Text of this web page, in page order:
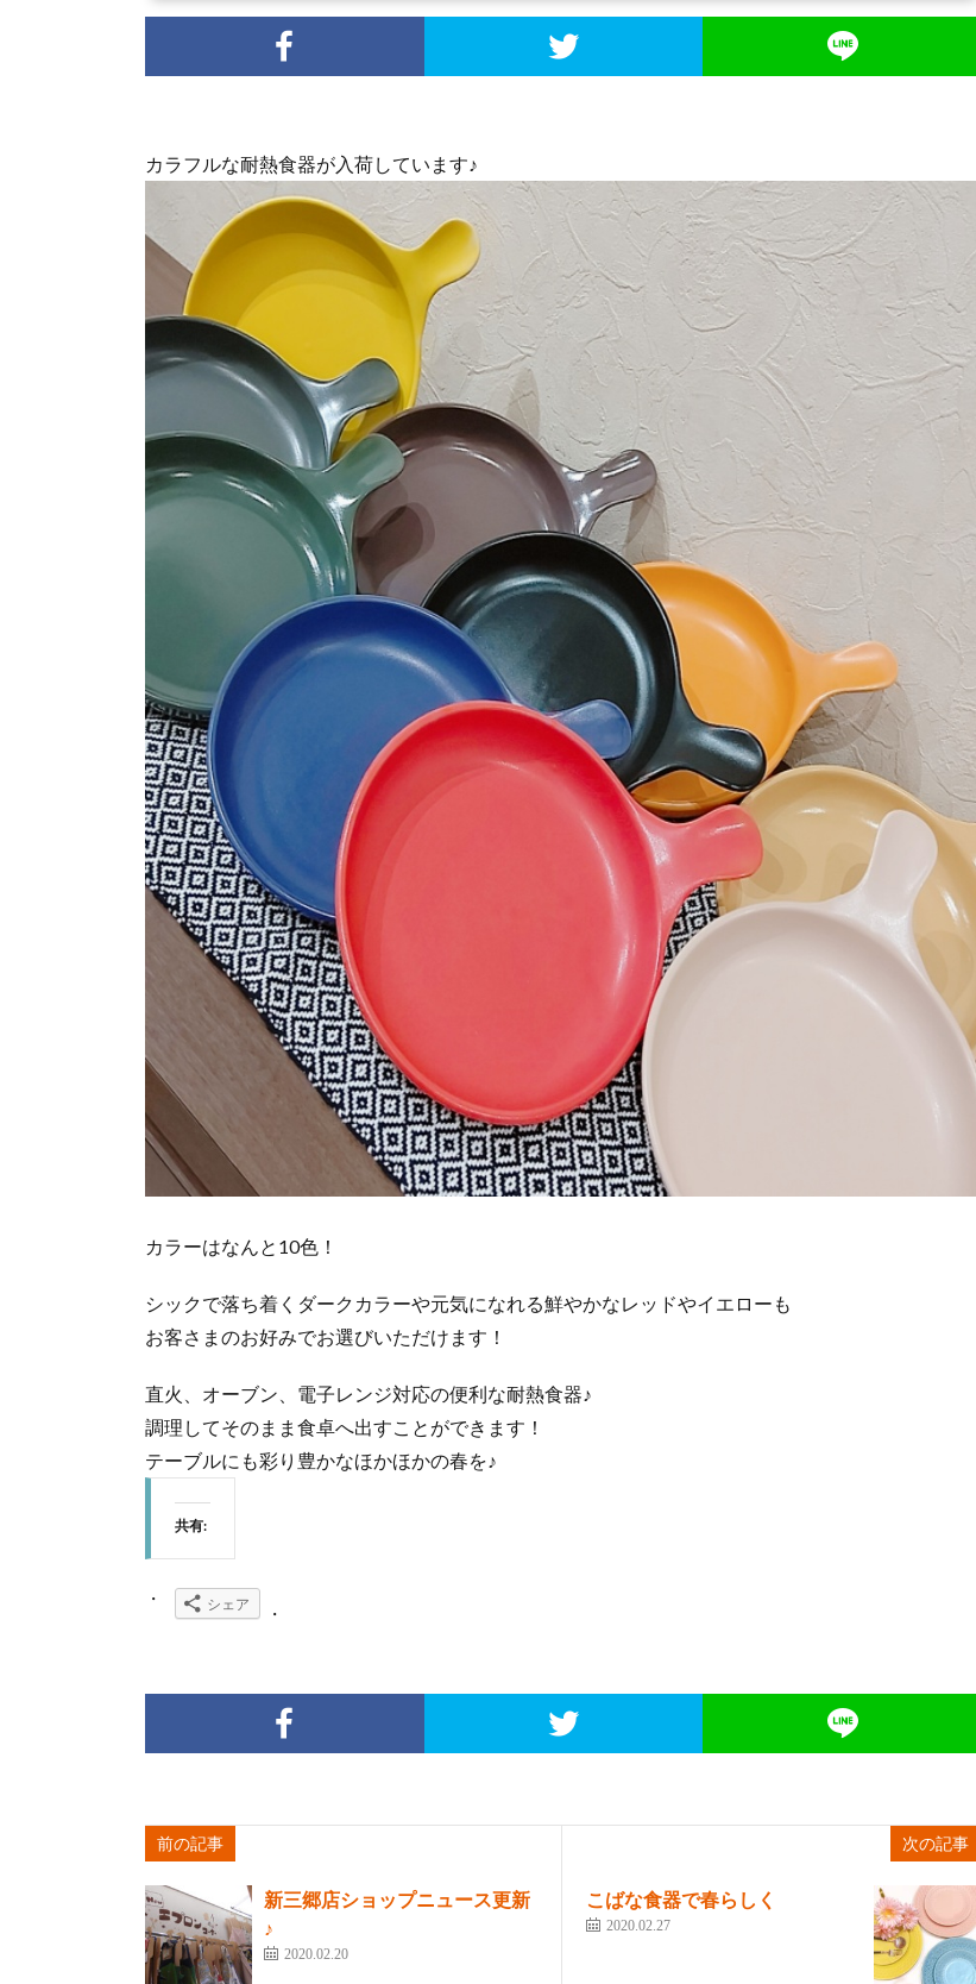
カラフルな耐熱食器が入荷しています♪
カラーはなんと10色！
シックで落ち着くダークカラーや元気になれる鮮やかなレッドやイエローも
お客さまのお好みでお選びいただけます！
直火、オーブン、電子レンジ対応の便利な耐熱食器♪
調理してそのまま食卓へ出すことができます！
テーブルにも彩り豊かなほかほかの春を♪
共有:
シェア
前の記事
新三郷店ショップニュース更新
♪
2020.02.20
次の記事
こばな食器で春らしく
2020.02.27